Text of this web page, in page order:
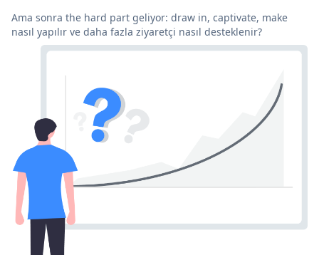
Ama sonra the hard part geliyor: draw in, captivate, make
nasıl yapılır ve daha fazla ziyaretçi nasıl desteklenir?